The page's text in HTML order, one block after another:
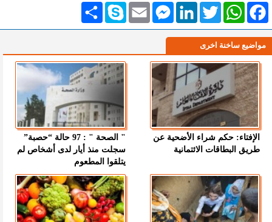
انشر Skype Email
MessengerLinkedInTwitterWhatsAppFacebook
مواضيع ساخنة اخرى
الإفتاء: حكم شراء الأضحية عن
طريق البطاقات الائتمانية
" الصحة " : 97 حالة “حصبة”
سجلت منذ أيار لدى أشخاص لم
يتلقوا المطعوم